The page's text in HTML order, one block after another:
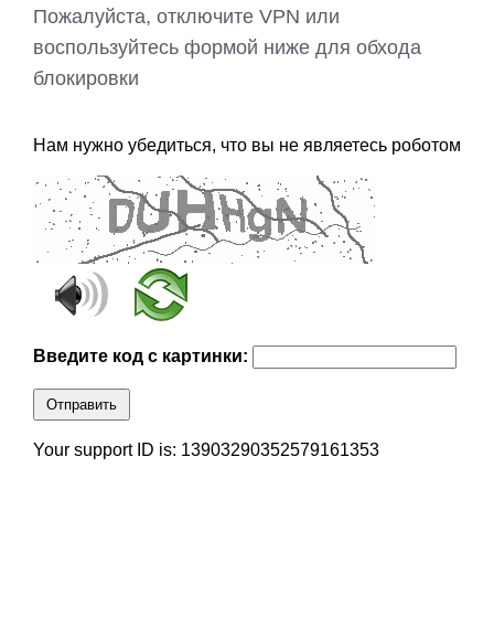
Пожалуйста, отключите VPN или
воспользуйтесь формой ниже для обхода
блокировки
Нам нужно убедиться, что вы не являетесь роботом
Введите код с картинки:
Отправить
Your support ID is: 13903290352579161353